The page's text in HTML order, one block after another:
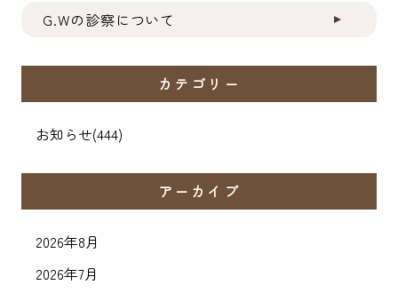
G.Wの診察について
カテゴリー
お知らせ(444)
アーカイブ
2026年8月
2026年7月